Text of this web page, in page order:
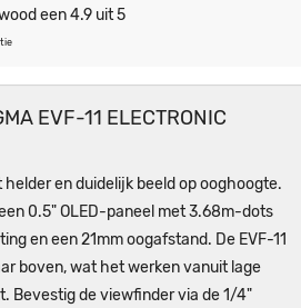
een 4.9 uit 5
EVF-11 ELECTRONIC
helder en duidelijk beeld op ooghoogte.
0.5" OLED-paneel met 3.68m-dots
en een 21mm oogafstand. De EVF-11
boven, wat het werken vanuit lage
Bevestig de viewfinder via de 1/4"